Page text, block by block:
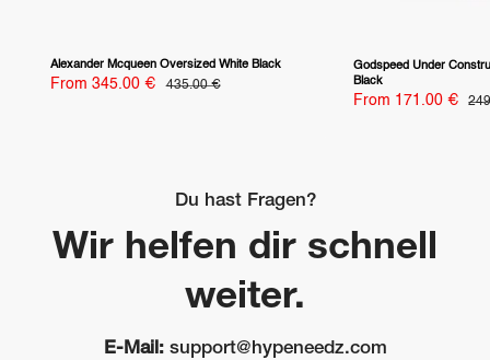
Alexander Mcqueen Oversized White Black
Sale
From 345.00 €
Regular
435.00 €
Godspeed Under
Black
Sale
From 171.00 €
Du hast Fragen?
Wir helfen dir schnell
weiter.
E-Mail: support@hypeneedz.com